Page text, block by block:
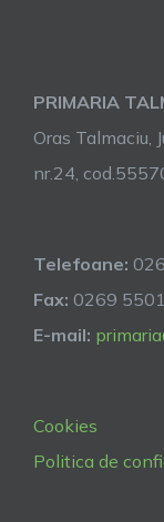
PRIMARIA
Oras Talmaciu,
nr.24,
Telefoane:
Fax: 0269
E-mail:
Cookies
Politica de